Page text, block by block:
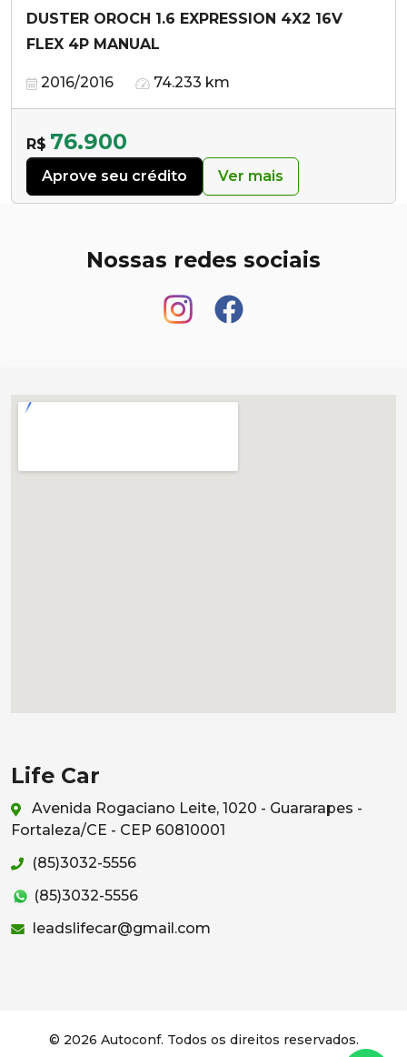
DUSTER OROCH 1.6 EXPRESSION 4X2 16V
FLEX 4P MANUAL
2016/2016 74.233 km
R$ 76.900
Aprove seu crédito Ver mais
Nossas redes sociais
Life Car
Avenida Rogaciano Leite, 1020 - Guararapes -
Fortaleza/CE - CEP 60810001
(85)3032-5556
(85)3032-5556
leadslifecar@gmail.com
© 2026 Autoconf. Todos os direitos reservados.